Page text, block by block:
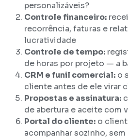
personalizáveis?
Controle financeiro:
recorrência, faturas e
lucratividade
Controle de tempo:
de horas por projeto — a
CRM e funil comercial: o
cliente antes de ele virar
Propostas e assinatura:
de abertura e aceite com
Portal do cliente: o
acompanhar sozinho,